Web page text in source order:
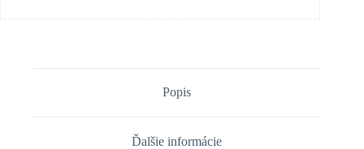
Popis
Ďalšie informácie